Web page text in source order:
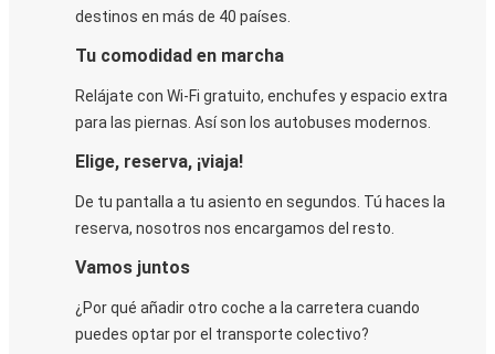
destinos en más de 40 países.
Tu comodidad en marcha
Relájate con Wi-Fi gratuito, enchufes y espacio extra
para las piernas. Así son los autobuses modernos.
Elige, reserva, ¡viaja!
De tu pantalla a tu asiento en segundos. Tú haces la
reserva, nosotros nos encargamos del resto.
Vamos juntos
¿Por qué añadir otro coche a la carretera cuando
puedes optar por el transporte colectivo?